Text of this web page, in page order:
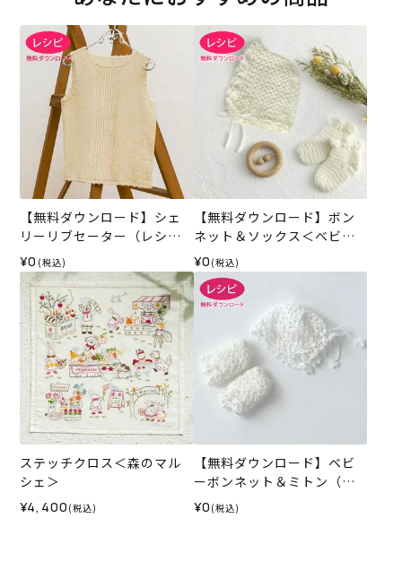
【無料ダウンロード】シェ
リーリブセーター（レシ
ピ）
¥0 (税込)
【無料ダウンロード】ボン
ネット＆ソックス＜ベビー
パレット＞（レシピ）
¥0 (税込)
ステッチクロス＜森のマル
シェ＞
¥4,400 (税込)
【無料ダウンロード】ベビ
ーボンネット＆ミトン（レ
シピ）
¥0 (税込)